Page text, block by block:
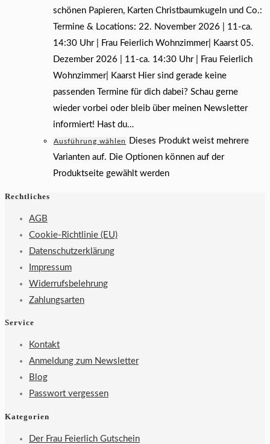
schönen Papieren, Karten Christbaumkugeln und Co.:
Termine & Locations: 22. November 2026 | 11-ca.
14:30 Uhr | Frau Feierlich Wohnzimmer| Kaarst 05.
Dezember 2026 | 11-ca. 14:30 Uhr | Frau Feierlich
Wohnzimmer| Kaarst Hier sind gerade keine
passenden Termine für dich dabei? Schau gerne
wieder vorbei oder bleib über meinen Newsletter
informiert! Hast du…
Ausführung wählen
Dieses Produkt weist mehrere
Varianten auf. Die Optionen können auf der
Produktseite gewählt werden
Rechtliches
AGB
Cookie-Richtlinie (EU)
Datenschutzerklärung
Impressum
Widerrufsbelehrung
Zahlungsarten
Service
Kontakt
Anmeldung zum Newsletter
Blog
Passwort vergessen
Kategorien
Der Frau Feierlich Gutschein